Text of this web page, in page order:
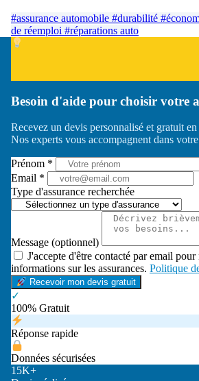
#assurance automobile #durabilité
de réemploi #réparations auto
Besoin d'aide pour choisir votre
Recevez un devis personnalisé et gratuit
Nos experts vous accompagnent dans
Prénom *
Email *
Type d'assurance recherchée
Message (optionnel)
J'accepte d'être contacté par email pour
informations sur les assurances. Politique
Recevoir mon devis gratuit
✓
100% Gratuit
Réponse rapide
Données sécurisées
15K+